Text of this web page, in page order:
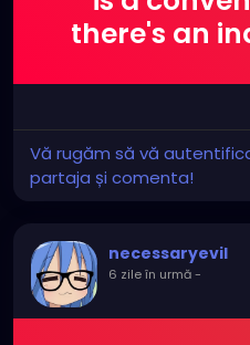
there's an
Vă rugăm să vă
partaja și comenta!
necessaryevil
6 zile în urmă-